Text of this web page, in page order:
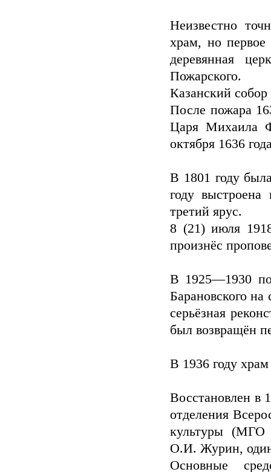
Неизвестно
храм, но
деревянная
Пожарского.
Казанский собор
После пожара
Царя Михаила
октября 1636
В 1801 году
году выстроена
третий ярус.
8 (21) июля
произнёс
В 1925—1930
Барановского на
серьёзная
был возвращён
В 1936 году
Восстановлен в
отделения
культуры (МГО
О.И. Журин,
Основные